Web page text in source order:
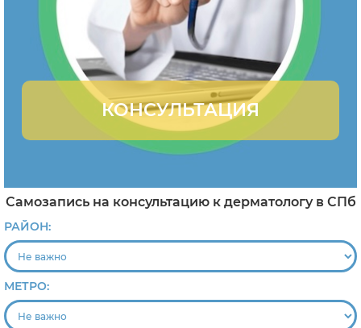
КОНСУЛЬТАЦИЯ
Самозапись на консультацию к дерматологу в СПб
РАЙОН:
МЕТРО: